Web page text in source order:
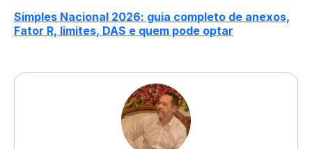
Simples Nacional 2026: guia completo de anexos,
Fator R, limites, DAS e quem pode optar